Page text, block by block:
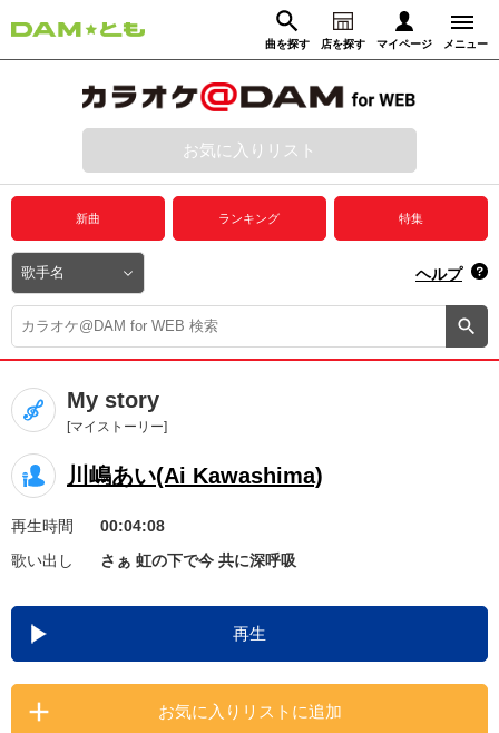
曲を探す 店を探す マイページ メニュー
動画からさがす 録音からさがす
ログイン
プレミアムサービス
DAM★とも動画
DAM★とも録音
カラオケ＠DAM
ユーザー検索
キャンペーン
お知らせ よくあるご質問
DAMの新曲・ランキングなど
カラオケ最新情報をチェック！
お気に入りリスト
新曲 ランキング 特集
ヘルプ
My story
[マイストーリー]
川嶋あい(Ai Kawashima)
再生時間
00:04:08
歌い出し
さぁ 虹の下で今 共に深呼吸
再生
お気に入りリストに追加